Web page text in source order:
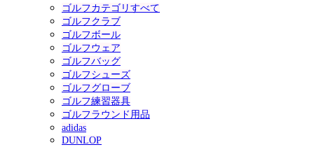
ゴルフカテゴリすべて
ゴルフクラブ
ゴルフボール
ゴルフウェア
ゴルフバッグ
ゴルフシューズ
ゴルフグローブ
ゴルフ練習器具
ゴルフラウンド用品
adidas
DUNLOP